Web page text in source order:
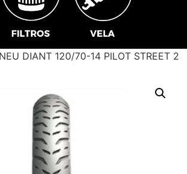
DIANT 120/70-14 PILOT STREET 2